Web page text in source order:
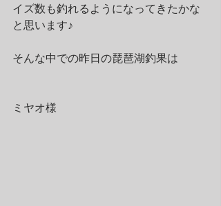
イズ数も釣れるようになってきたかな
と思います♪
そんな中での昨日の琵琶湖釣果は
ミヤオ様